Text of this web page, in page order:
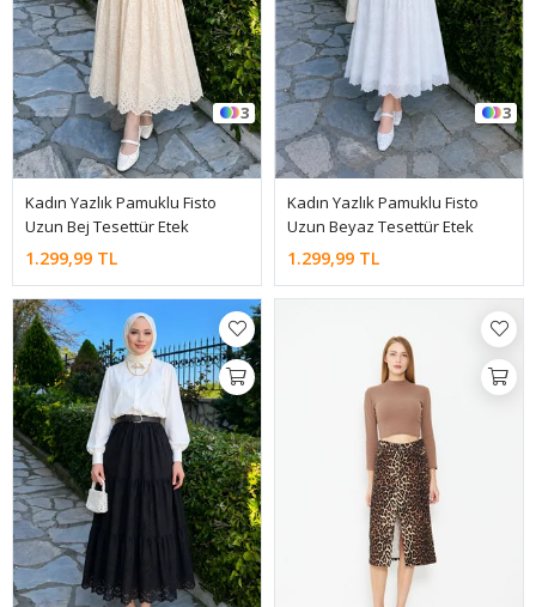
3
Kadın Yazlık Pamuklu Fisto
Uzun Bej Tesettür Etek
1.299,99 TL
3
Kadın Yazlık Pamuklu Fisto
Uzun Beyaz Tesettür Etek
1.299,99 TL